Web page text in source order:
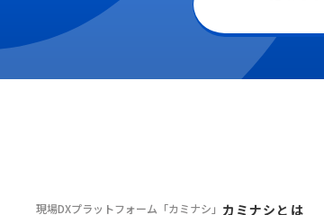
現場DXプラットフォーム 「カミナシ」 カミナシとは